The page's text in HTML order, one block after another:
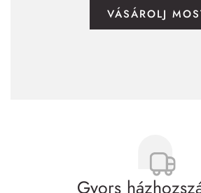
VÁSÁROLJ
Gyors